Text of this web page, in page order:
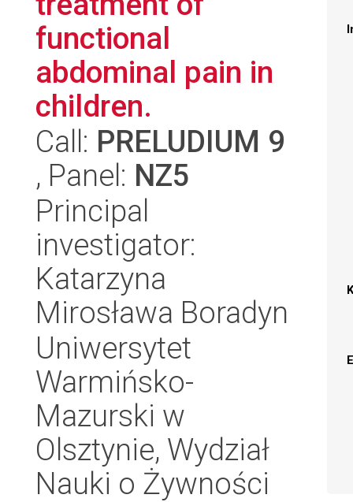
functional
abdominal pain in
children.
Call: PRELUDIUM 9
, Panel: NZ5
Principal
investigator:
Katarzyna
Mirosława Boradyn
Uniwersytet
Warmińsko-
Mazurski w
Olsztynie, Wydział
Nauki o Żywności